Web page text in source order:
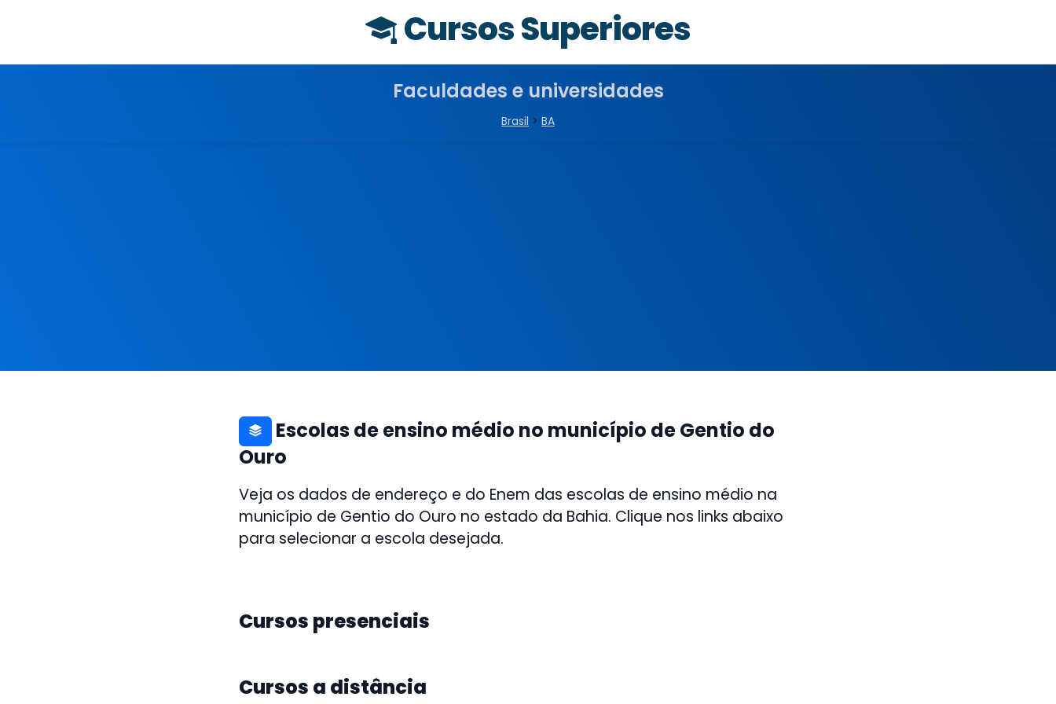
Cursos Superiores
Faculdades e universidades
Brasil > BA
Escolas de ensino médio no município de Gentio do
Ouro
Veja os dados de endereço e do Enem das escolas de ensino médio na
município de Gentio do Ouro no estado da Bahia. Clique nos links abaixo
para selecionar a escola desejada.
Cursos presenciais
Cursos a distância